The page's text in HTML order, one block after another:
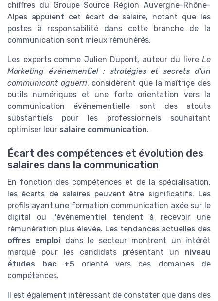
chiffres du Groupe Source Région Auvergne-Rhône-
Alpes appuient cet écart de salaire, notant que les
postes à responsabilité dans cette branche de la
communication sont mieux rémunérés.
Les experts comme Julien Dupont, auteur du livre Le
Marketing événementiel : stratégies et secrets d'un
communicant aguerri, considèrent que la maîtriçe des
outils numériques et une forte orientation vers la
communication événementielle sont des atouts
substantiels pour les professionnels souhaitant
optimiser leur salaire communication.
Écart des compétences et évolution des
salaires dans la communication
En fonction des compétences et de la spécialisation,
les écarts de salaires peuvent être significatifs. Les
profils ayant une formation communication axée sur le
digital ou l'événementiel tendent à recevoir une
rémunération plus élevée. Les tendances actuelles des
offres emploi dans le secteur montrent un intérêt
marqué pour les candidats présentant un niveau
études bac +5 orienté vers ces domaines de
compétences.
Il est également intéressant de constater que dans des